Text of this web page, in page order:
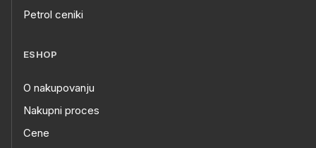
Petrol ceniki
ESHOP
O nakupovanju
Nakupni proces
Cene